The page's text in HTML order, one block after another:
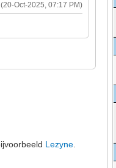
(20-Oct-2025, 07:17 PM)
Lezyne